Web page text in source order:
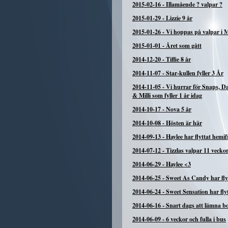
2015-02-16-Illamående ? valpar ?
2015-01-29-Lizzie 9 år
2015-01-26-Vi hoppas på valpar i
2015-01-01 -Året som gått
2014-12-20-Tiffie 8 år
2014-11-07-Star-kullen fyller 3 År
2014-11-05-Vi hurrar för Snaps,
& Milli som fyller 1 år idag
2014-10-17-Nova 5 år
2014-10-08-Hösten är här
2014-09-13-Haylee har flyttat
2014-07-12-Tizzlas valpar 11 veckor
2014-06-29-Haylee <3
2014-06-25-Sweet As Candy har
2014-06-24-Sweet Sensation har
2014-06-16-Snart dags att lämna
2014-06-09-6 veckor och fulla i bus